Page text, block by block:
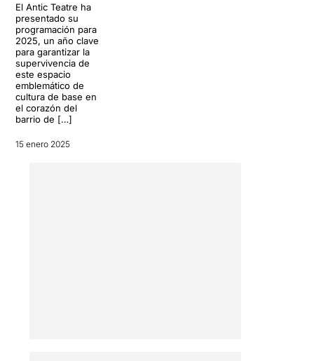
El Antic Teatre ha
presentado su
programación para
2025, un año clave
para garantizar la
supervivencia de
este espacio
emblemático de
cultura de base en
el corazón del
barrio de […]
15 enero 2025